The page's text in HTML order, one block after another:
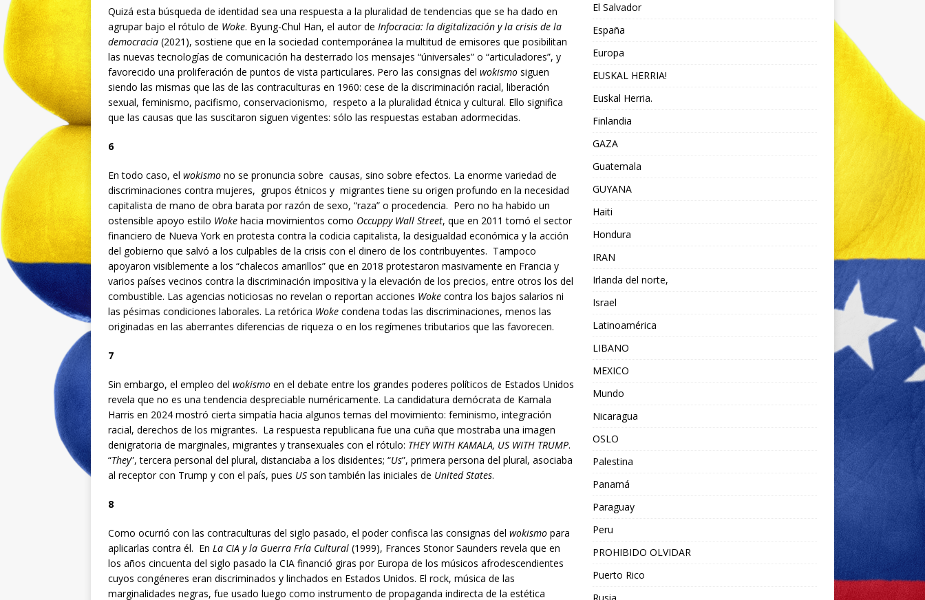
Quizá esta búsqueda de identidad sea una respuesta a la pluralidad de tendencias que se ha dado en
agrupar bajo el rótulo de Woke. Byung-Chul Han, el autor de Infocracia: la digitalización y la crisis de la
democracia (2021), sostiene que en la sociedad contemporánea la multitud de emisores que posibilitan
las nuevas tecnologías de comunicación ha desterrado los mensajes “úniversales” o “articuladores”, y
favorecido una proliferación de puntos de vista particulares. Pero las consignas del wokismo siguen
siendo las mismas que las de las contraculturas en 1960: cese de la discriminación racial, liberación
sexual, feminismo, pacifismo, conservacionismo, respeto a la pluralidad étnica y cultural. Ello significa
que las causas que las suscitaron siguen vigentes: sólo las respuestas estaban adormecidas.
6
En todo caso, el wokismo no se pronuncia sobre causas, sino sobre efectos. La enorme variedad de
discriminaciones contra mujeres, grupos étnicos y migrantes tiene su origen profundo en la necesidad
capitalista de mano de obra barata por razón de sexo, “raza” o procedencia. Pero no ha habido un
ostensible apoyo estilo Woke hacia movimientos como Occuppy Wall Street, que en 2011 tomó el sector
financiero de Nueva York en protesta contra la codicia capitalista, la desigualdad económica y la acción
del gobierno que salvó a los culpables de la crisis con el dinero de los contribuyentes. Tampoco
apoyaron visiblemente a los “chalecos amarillos” que en 2018 protestaron masivamente en Francia y
varios países vecinos contra la discriminación impositiva y la elevación de los precios, entre otros los del
combustible. Las agencias noticiosas no revelan o reportan acciones Woke contra los bajos salarios ni
las pésimas condiciones laborales. La retórica Woke condena todas las discriminaciones, menos las
originadas en las aberrantes diferencias de riqueza o en los regímenes tributarios que las favorecen.
7
Sin embargo, el empleo del wokismo en el debate entre los grandes poderes políticos de Estados Unidos
revela que no es una tendencia despreciable numéricamente. La candidatura demócrata de Kamala
Harris en 2024 mostró cierta simpatía hacia algunos temas del movimiento: feminismo, integración
racial, derechos de los migrantes. La respuesta republicana fue una cuña que mostraba una imagen
denigratoria de marginales, migrantes y transexuales con el rótulo: THEY WITH KAMALA, US WITH TRUMP.
“They”, tercera personal del plural, distanciaba a los disidentes; “Us”, primera persona del plural, asociaba
al receptor con Trump y con el país, pues US son también las iniciales de United States.
8
Como ocurrió con las contraculturas del siglo pasado, el poder confisca las consignas del wokismo para
aplicarlas contra él. En La CIA y la Guerra Fría Cultural (1999), Frances Stonor Saunders revela que en
los años cincuenta del siglo pasado la CIA financió giras por Europa de los músicos afrodescendientes
cuyos congéneres eran discriminados y linchados en Estados Unidos. El rock, música de las
marginalidades negras, fue usado luego como instrumento de propaganda indirecta de la estética
El Salvador
España
Europa
EUSKAL HERRIA!
Euskal Herria.
Finlandia
GAZA
Guatemala
GUYANA
Haiti
Hondura
IRAN
Irlanda del norte,
Israel
Latinoamérica
LIBANO
MEXICO
Mundo
Nicaragua
OSLO
Palestina
Panamá
Paraguay
Peru
PROHIBIDO OLVIDAR
Puerto Rico